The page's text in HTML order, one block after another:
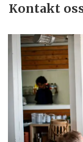
Kontakt